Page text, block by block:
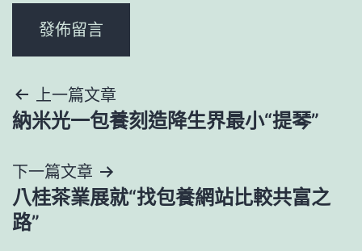
文
章
導
覽
上一篇文章
納米光一包養刻造降生界最小“提琴”
下一篇文章
八桂茶業展就“找包養網站比較共富之
路”